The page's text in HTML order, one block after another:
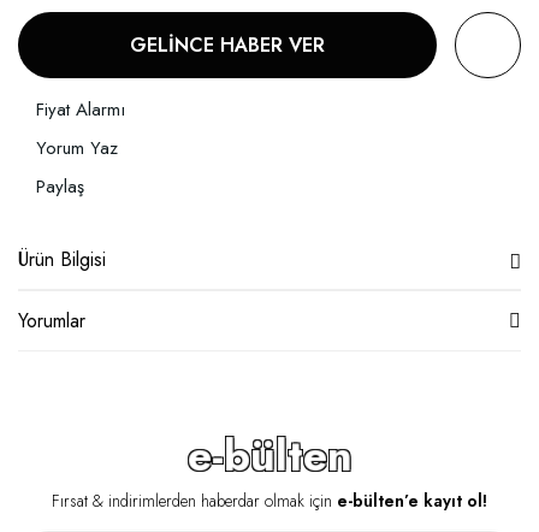
GELİNCE HABER VER
Fiyat Alarmı
Yorum Yaz
Paylaş
Ürün Bilgisi
Yorumlar
e-bülten
Fırsat & indirimlerden haberdar olmak için e-bülten’e kayıt ol!